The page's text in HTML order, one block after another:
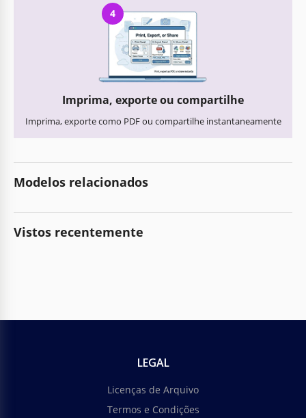
4
Imprima, exporte ou compartilhe
Imprima, exporte como PDF ou compartilhe instantaneamente
Modelos relacionados
Vistos recentemente
LEGAL
Licenças de Arquivo
Termos e Condições